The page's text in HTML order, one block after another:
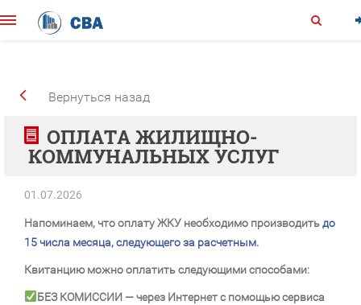
Вернуться назад
ОПЛАТА ЖИЛИЩНО-
КОММУНАЛЬНЫХ УСЛУГ
01.07.2026
Напоминаем, что оплату ЖКУ необходимо производитьдо
15 числа месяца, следующего за расчетным.
Квитанцию можно оплатить следующими способами:
БЕЗ КОМИССИИ — через Интернет с помощью сервиса